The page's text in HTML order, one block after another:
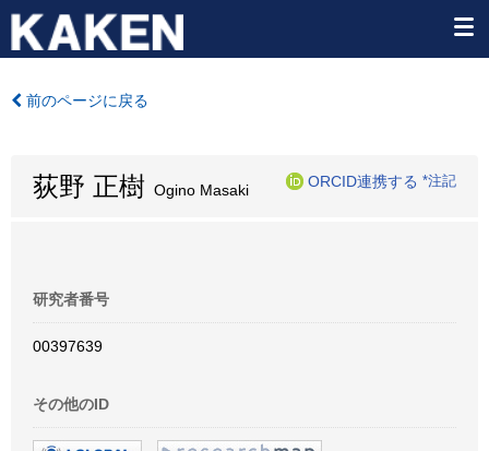
前のページに戻る
荻野 正樹 Ogino Masaki
ORCID連携する *注記
研究者番号
00397639
その他のID